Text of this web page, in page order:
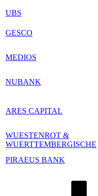
UBS
GESCO
MEDIOS
NUBANK
ARES CAPITAL
WUESTENROT &
WUERTTEMBERGISCHE
PIRAEUS BANK